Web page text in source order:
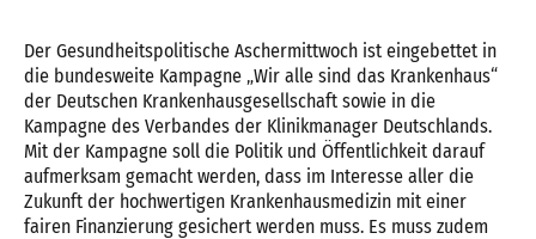
Der Gesundheitspolitische Aschermittwoch ist eingebettet in
die bundesweite Kampagne „Wir alle sind das Krankenhaus“
der Deutschen Krankenhausgesellschaft sowie in die
Kampagne des Verbandes der Klinikmanager Deutschlands.
Mit der Kampagne soll die Politik und Öffentlichkeit darauf
aufmerksam gemacht werden, dass im Interesse aller die
Zukunft der hochwertigen Krankenhausmedizin mit einer
fairen Finanzierung gesichert werden muss. Es muss zudem